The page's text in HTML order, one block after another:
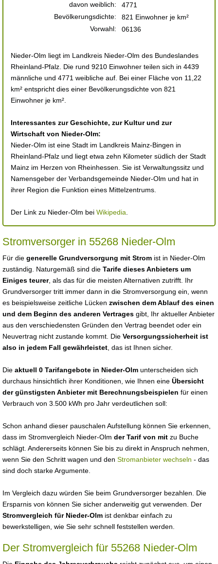
davon weiblich:
4771
Bevölkerungsdichte:
821 Einwohner je km²
Vorwahl:
06136
Nieder-Olm liegt im Landkreis Nieder-Olm des Bundeslandes
Rheinland-Pfalz. Die rund 9210 Einwohner teilen sich in 4439
männliche und 4771 weibliche auf. Bei einer Fläche von 11,22
km² entspricht dies einer Bevölkerungsdichte von 821
Einwohner je km².
Interessantes zur Geschichte, zur Kultur und zur
Wirtschaft von Nieder-Olm:
Nieder-Olm ist eine Stadt im Landkreis Mainz-Bingen in
Rheinland-Pfalz und liegt etwa zehn Kilometer südlich der Stadt
Mainz im Herzen von Rheinhessen. Sie ist Verwaltungssitz und
Namensgeber der Verbandsgemeinde Nieder-Olm und hat in
ihrer Region die Funktion eines Mittelzentrums.
Der Link zu Nieder-Olm bei Wikipedia
Stromversorger in 55268 Nieder-Olm
Für die generelle Grundversorgung mit Strom ist in Nieder-Olm
zuständig. Naturgemäß sind die Tarife dieses Anbieters um
Einiges teurer, als das für die meisten Alternativen zutrifft. Ihr
Grundversorger tritt immer dann in die Stromversorgung ein, wenn
es beispielsweise zeitliche Lücken zwischen dem Ablauf des einen
und dem Beginn des anderen Vertrages gibt, Ihr aktueller Anbieter
aus den verschiedensten Gründen den Vertrag beendet oder ein
Neuvertrag nicht zustande kommt. Die Versorgungssicherheit ist
also in jedem Fall gewährleistet , das ist Ihnen sicher.
Die aktuell 0 Tarifangebote in Nieder-Olm unterscheiden sich
durchaus hinsichtlich ihrer Konditionen, wie Ihnen eine Übersicht
der günstigsten Anbieter mit Berechnungsbeispielen für einen
Verbrauch von 3.500 kWh pro Jahr verdeutlichen soll:
Schon anhand dieser pauschalen Aufstellung können Sie erkennen,
dass im Stromvergleich Nieder-Olm der Tarif von mit zu Buche
schlägt. Andererseits können Sie bis zu direkt in Anspruch nehmen,
wenn Sie den Schritt wagen und den Stromanbieter wechseln - das
sind doch starke Argumente.
Im Vergleich dazu würden Sie beim Grundversorger bezahlen. Die
Ersparnis von können Sie sicher anderweitig gut verwenden. Der
Stromvergleich für Nieder-Olm ist denkbar einfach zu
bewerkstelligen, wie Sie sehr schnell feststellen werden.
Der Stromvergleich für 55268 Nieder-Olm